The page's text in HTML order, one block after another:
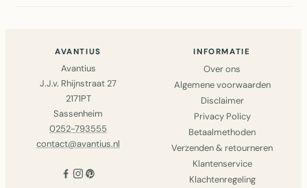
AVANTIUS
Avantius
J.J.v. Rhijnstraat 27
2171PT
Sassenheim
0252-793555
contact@avantius.nl
INFORMATIE
Over ons
Algemene voorwaarden
Disclaimer
Privacy Policy
Betaalmethoden
Verzenden & retourneren
Klantenservice
Klachtenregeling